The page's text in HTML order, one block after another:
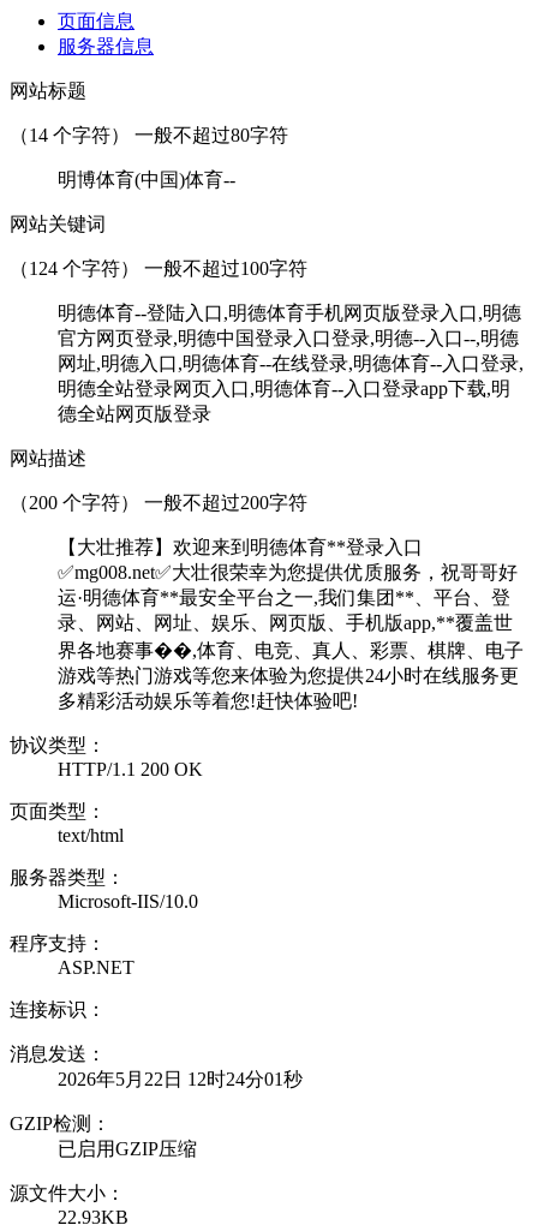
页面信息
服务器信息
网站标题
（14 个字符） 一般不超过80字符
明博体育(中国)体育--
网站关键词
（124 个字符） 一般不超过100字符
明德体育--登陆入口,明德体育手机网页版登录入口,明德
官方网页登录,明德中国登录入口登录,明德--入口--,明德
网址,明德入口,明德体育--在线登录,明德体育--入口登录,
明德全站登录网页入口,明德体育--入口登录app下载,明
德全站网页版登录
网站描述
（200 个字符） 一般不超过200字符
【大壮推荐】欢迎来到明德体育**登录入口
✅mg008.net✅大壮很荣幸为您提供优质服务，祝哥哥好
运·明德体育**最安全平台之一,我们集团**、平台、登
录、网站、网址、娱乐、网页版、手机版app,**覆盖世
界各地赛事��,体育、电竞、真人、彩票、棋牌、电子
游戏等热门游戏等您来体验为您提供24小时在线服务更
多精彩活动娱乐等着您!赶快体验吧!
协议类型：
HTTP/1.1 200 OK
页面类型：
text/html
服务器类型：
Microsoft-IIS/10.0
程序支持：
ASP.NET
连接标识：
消息发送：
2026年5月22日 12时24分01秒
GZIP检测：
已启用GZIP压缩
源文件大小：
22.93KB